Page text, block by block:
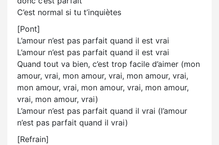
C’est normal si tu t’inquiètes
[Pont]
L’amour n’est pas parfait quand il est vrai
L’amour n’est pas parfait quand il est vrai
Quand tout va bien, c’est trop facile d’aimer (mon
amour, vrai, mon amour, vrai, mon amour, vrai,
mon amour, vrai, mon amour, vrai, mon amour,
vrai, mon amour, vrai)
L’amour n’est pas parfait quand il vrai (l’amour
n’est pas parfait quand il vrai)
[Refrain]